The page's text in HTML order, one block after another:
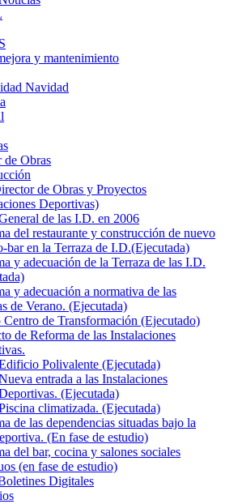
y mantenimiento
Navidad
de Obras
de Obras y Proyectos
Deportivas)
de las I.D. en 2006
del restaurante y construcción de nuevo
bar en la Terraza de I.D.(Ejecutada)
y adecuación de la Terraza de las I.D.
y adecuación a normativa de las
de Verano. (Ejecutada)
de Transformación (Ejecutado)
de Reforma de las Instalaciones
Polivalente (Ejecutada)
entrada a las Instalaciones
(Ejecutada)
climatizada. (Ejecutada)
de las dependencias situadas bajo la
(En fase de estudio)
del bar, cocina y salones sociales
(en fase de estudio)
Digitales